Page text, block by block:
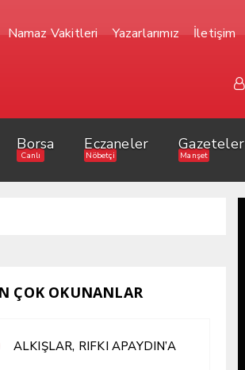
Namaz Vakitleri Yazarlarımız İletişim
Borsa
Canlı
Eczaneler
Nöbetçi
Gazeteler
Manşet
ÇOK OKUNANLAR
ALKIŞLAR, RIFKI APAYDIN’A